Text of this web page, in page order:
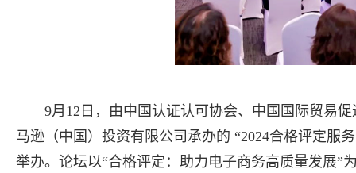
9月12日，由中国认证认可协会、中国国际贸易
马逊（中国）投资有限公司承办的 “2024合格评定服
举办。论坛以“合格评定：助力电子商务高质量发展”